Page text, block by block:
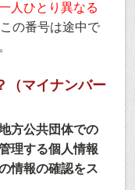
人ひとり異なる
この番号は途中で
（マイナンバー
方公共団体での
理する個人情報
情報の確認をス